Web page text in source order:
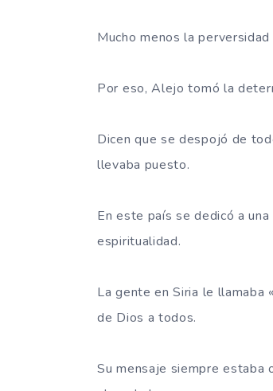
Mucho menos la
Por eso, Alejo tomó la
Dicen que se despojó de
llevaba puesto.
En este país se dedicó a
espiritualidad.
La gente en Siria le llamaba
de Dios a todos.
Su mensaje siempre estaba